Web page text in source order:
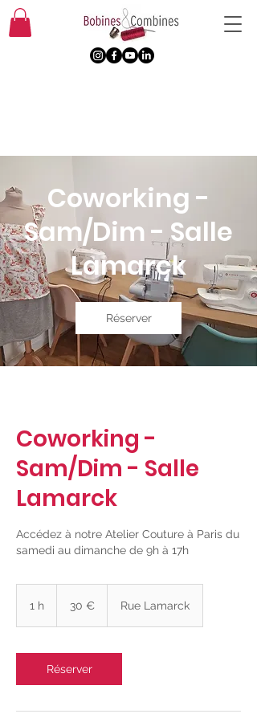
Coworking -
Sam/Dim - Salle
Lamarck
Réserver
Coworking -
Sam/Dim - Salle
Lamarck
Accédez à notre Atelier Couture à Paris du
samedi au dimanche de 9h à 17h
1 h 30 € Rue Lamarck
Réserver